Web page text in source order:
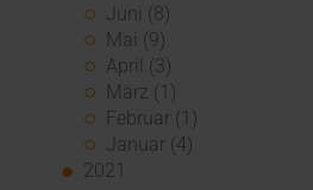
Juni (8)
Mai (9)
April (3)
März (1)
Februar (1)
Januar (4)
2021